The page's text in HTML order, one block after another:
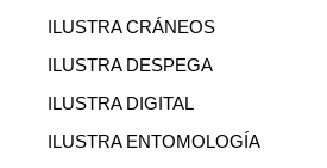
ILUSTRA CRÁNEOS
ILUSTRA DESPEGA
ILUSTRA DIGITAL
ILUSTRA ENTOMOLOGÍA